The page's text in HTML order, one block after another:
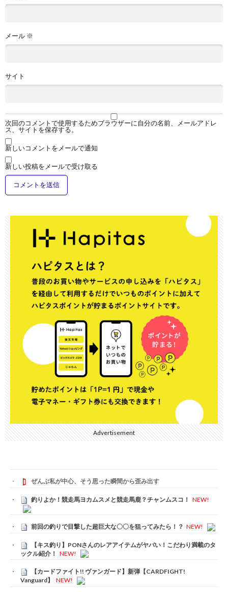
メール ※
サイト
次回のコメントで使用するためブラウザーに自分の名前、メールアドレ
ス、サイトを保存する。
新しいコメントをメールで通知
新しい投稿をメールで受け取る
Advertisement
ぜんぶ私が中心、そう思った瞬間から歪み出す
釣りよか！競走馬ヨカムスメと競走馬鹿？チャンムスコ！ NEW!
前回の釣りで目撃した超巨大な〇〇を狙ってみたら！？ NEW!
【キス釣り】PONさんのレアアイテムがヤバい！こだわり満載のタ
ックル紹介！
NEW!
【カードファイト!! ヴァンガード】新弾【CARDFIGHT!
Vanguard】
NEW!